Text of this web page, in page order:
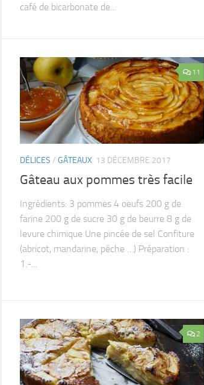
café de bicarbonate de...
11
DÉLICES / GÂTEAUX 13 DÉCEMBRE 2017
Gâteau aux pommes très facile
Ingrédients: 3 pommes 4 oeufs 200 g de
farine 200 g de sucre 30 g de beurre 8 g de
levure chimique Une pincée de sel Confiture
(abricot, mandarine, pêche …) Préparation :
1.-...
2